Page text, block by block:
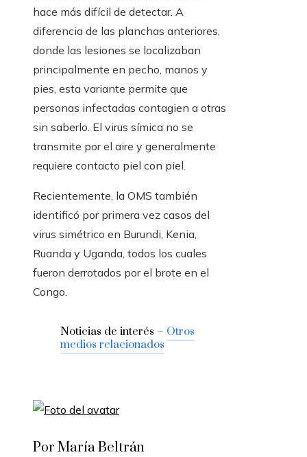
hace más difícil de detectar. A
diferencia de las planchas anteriores,
donde las lesiones se localizaban
principalmente en pecho, manos y
pies, esta variante permite que
personas infectadas contagien a otras
sin saberlo. El virus símica no se
transmite por el aire y generalmente
requiere contacto piel con piel.
Recientemente, la OMS también
identificó por primera vez casos del
virus simétrico en Burundi, Kenia,
Ruanda y Uganda, todos los cuales
fueron derrotados por el brote en el
Congo.
Noticias de interés – Otros
medios relacionados
Por María Beltrán